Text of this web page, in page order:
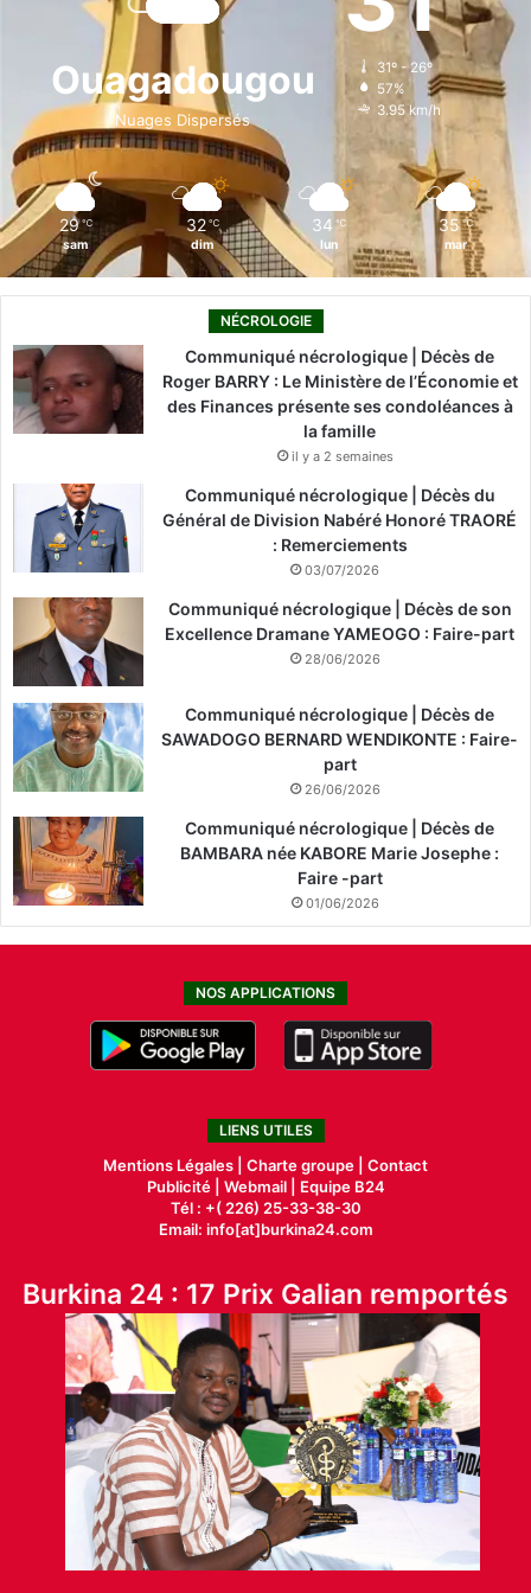
b
o
k
i
n
a
g
r
o
k
Ouagadougou
Nuages Dispersés
31º - 26º
57%
3.95 km/h
29 ℃
sam
32 ℃
dim
34 ℃
lun
35 ℃
mar
NÉCROLOGIE
Communiqué nécrologique | Décès de
Roger BARRY : Le Ministère de l’Économie et
des Finances présente ses condoléances à
la famille
il y a 2 semaines
Communiqué nécrologique | Décès du
Général de Division Nabéré Honoré TRAORÉ
: Remerciements
03/07/2026
Communiqué nécrologique | Décès de son
Excellence Dramane YAMEOGO : Faire-part
28/06/2026
Communiqué nécrologique | Décès de
SAWADOGO BERNARD WENDIKONTE : Faire-
part
26/06/2026
Communiqué nécrologique | Décès de
BAMBARA née KABORE Marie Josephe :
Faire -part
01/06/2026
NOS APPLICATIONS
LIENS UTILES
Mentions Légales | Charte groupe | Contact
Publicité| Webmail |
Equipe B24
Tél : +( 226) 25-33-38-30
Email: info[at]burkina24.com
Burkina 24 : 17 Prix Galian remportés